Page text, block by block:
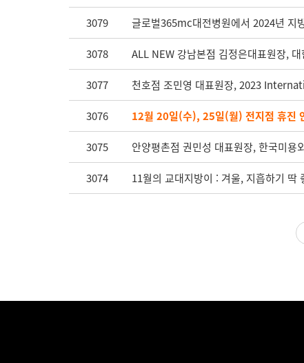
3079 글로벌365mc대전병원에서 2024년 지
3078 ALL NEW 강남본점 김정은대표원장,
3077 천호점 조민영 대표원장, 2023
3076 12월 20일(수), 25일(월) 전지점 휴진
3075 안양평촌점 권민성 대표원장, 한국미용
3074 11월의 교대지방이 : 겨울, 지흡하기 딱